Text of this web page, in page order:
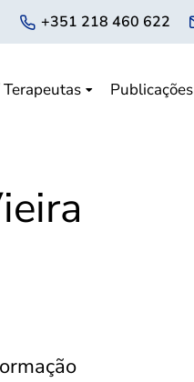
+351 218 460 622
Publicações